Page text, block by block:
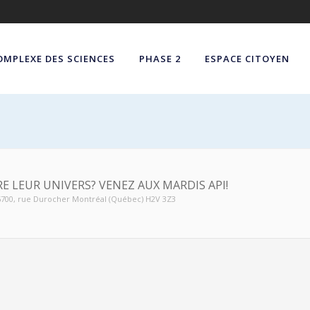
DES SCIENCES PHASE 2 ESPACE CITOYEN
LEUR UNIVERS? VENEZ AUX MARDIS API!
rue Durocher Montréal (Québec) H2V 3Z3